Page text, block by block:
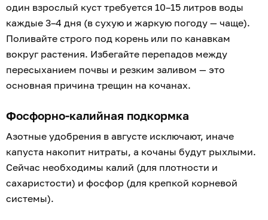
один взрослый куст требуется 10–15 литров воды
каждые 3–4 дня (в сухую и жаркую погоду — чаще).
Поливайте строго под корень или по канавкам
вокруг растения. Избегайте перепадов между
пересыханием почвы и резким заливом — это
основная причина трещин на кочанах.
Фосфорно-калийная подкормка
Азотные удобрения в августе исключают, иначе
капуста накопит нитраты, а кочаны будут рыхлыми.
Сейчас необходимы калий (для плотности и
сахаристости) и фосфор (для крепкой корневой
системы).